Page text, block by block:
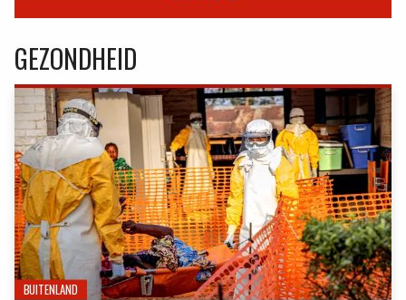
GEZONDHEID
BUITENLAND